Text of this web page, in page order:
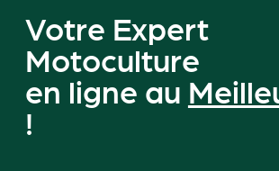
Votre Expert
Motoculture
en ligne au
!